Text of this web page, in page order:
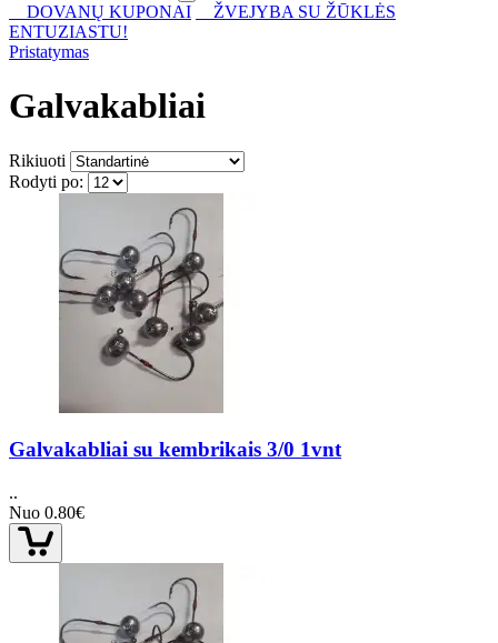
DOVANŲ KUPONAI
ŽVEJYBA SU ŽŪKLĖS
ENTUZIASTU!
Pristatymas
Galvakabliai
Rikiuoti
Rodyti po:
Galvakabliai su kembrikais 3/0 1vnt
..
Nuo 0.80€